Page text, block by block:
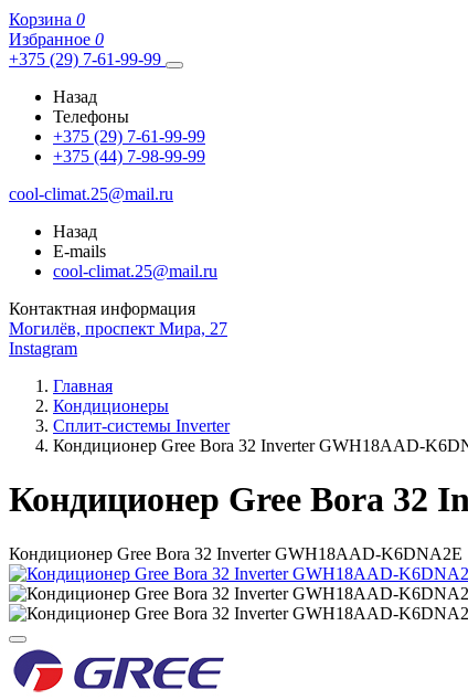
Корзина 0
Избранное 0
+375 (29) 7-61-99-99
Назад
Телефоны
+375 (29) 7-61-99-99
+375 (44) 7-98-99-99
cool-climat.25@mail.ru
Назад
E-mails
cool-climat.25@mail.ru
Контактная информация
Могилёв, проспект Мира, 27
Instagram
Главная
Кондиционеры
Сплит-системы Inverter
Кондиционер Gree Bora 32 Inverter GWH18AAD-
Кондиционер Gree Bora 32
Кондиционер Gree Bora 32 Inverter GWH18AAD-K6DNA2E